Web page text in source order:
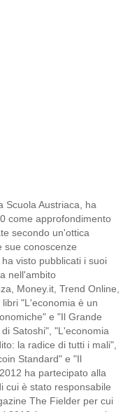
Scuola Austriaca, ha
come approfondimento
secondo un'ottica
sue conoscenze
visto pubblicati i suoi
nell'ambito
Money.it, Trend Online,
"L'economia è un
e "Il Grande
Satoshi", "L'economia
la radice di tutti i mali",
Standard" e "Il
ha partecipato alla
cui è stato responsabile
The Fielder per cui